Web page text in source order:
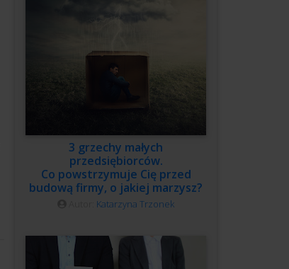
3 grzechy małych
przedsiębiorców.
Co powstrzymuje Cię przed
budową firmy, o jakiej marzysz?
Katarzyna Trzonek